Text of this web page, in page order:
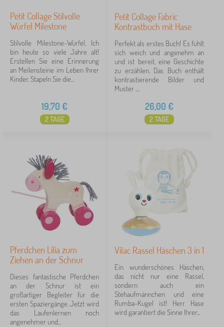
Petit Collage Stilvolle
Würfel Milestone
Stilvolle Milestone-Würfel. Ich
bin heute so viele Jahre alt!
Erstellen Sie eine Erinnerung
an Meilensteine im Leben Ihrer
Kinder. Stapeln Sie die...
19,70 €
2 TAGE
Petit Collage Fabric
Kontrastbuch mit Hase
Perfekt als erstes Buch! Es fühlt
sich weich und angenehm an
und ist bereit, eine Geschichte
zu erzählen. Das Buch enthält
kontrastierende Bilder und
Muster ....
26,00 €
2 TAGE
Pferdchen Lilia zum
Ziehen an der Schnur
Dieses fantastische Pferdchen
an der Schnur ist ein
großartiger Begleiter für die
ersten Spaziergänge. Jetzt wird
das Laufenlernen noch
angenehmer und...
Vilac Rassel Häschen 3 in 1
Ein wunderschönes Häschen,
das nicht nur eine Rassel,
sondern auch ein
Stehaufmännchen und eine
Rumba-Kugel ist! Herr Hase
wird garantiert die Sinne Ihrer...